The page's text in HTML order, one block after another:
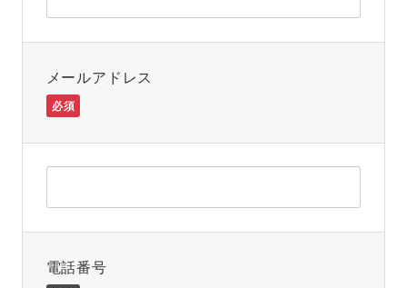
メールアドレス
必須
電話番号